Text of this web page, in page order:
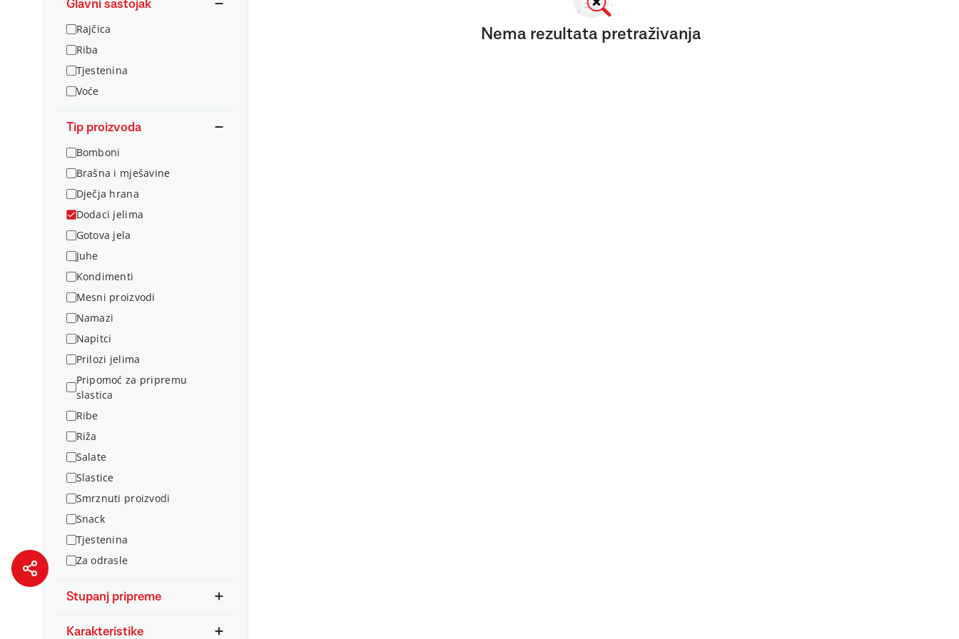
Glavni sastojak
Rajčica
Riba
Tjestenina
Voće
Tip proizvoda
Bomboni
Brašna i mješavine
Dječja hrana
Dodaci jelima
Gotova jela
Juhe
Kondimenti
Mesni proizvodi
Namazi
Napitci
Prilozi jelima
Pripomoć za pripremu
slastica
Ribe
Riža
Salate
Slastice
Smrznuti proizvodi
Snack
Tjestenina
Za odrasle
Stupanj pripreme
Karakteristike
Nema rezultata pretraživanja